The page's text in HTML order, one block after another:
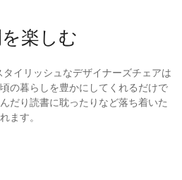
楽しむ
タイリッシュなデザイナーズチェアは
の暮らしを豊かにしてくれるだけで
だり読書に耽ったりなど落ち着いた
ます。